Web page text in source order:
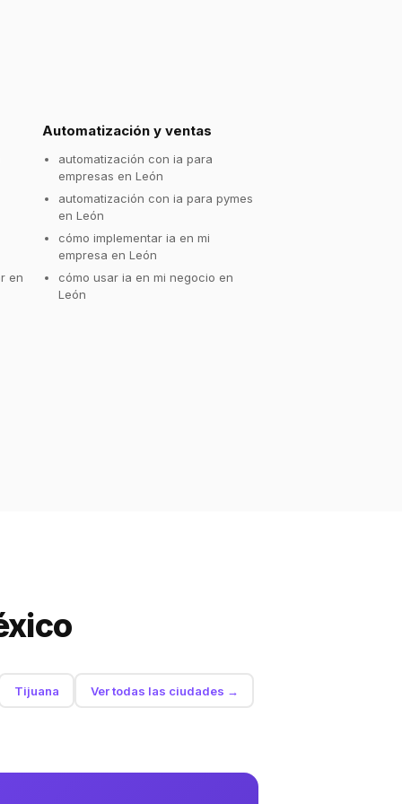
en
Automatización y ventas
automatización con ia para
empresas en León
automatización con ia para pymes
en León
cómo implementar ia en mi
empresa en León
cómo usar ia en mi negocio en
León
Tijuana Ver todas las ciudades →